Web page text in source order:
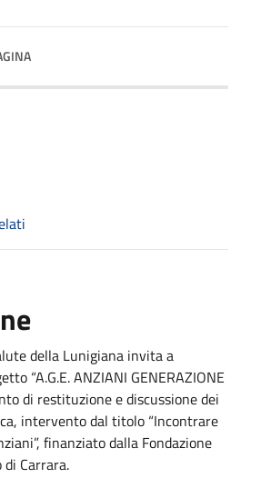
della Lunigiana invita a
“A.G.E. ANZIANI GENERAZIONE
di restituzione e discussione dei
intervento dal titolo “Incontrare
finanziato dalla Fondazione
di Carrara.